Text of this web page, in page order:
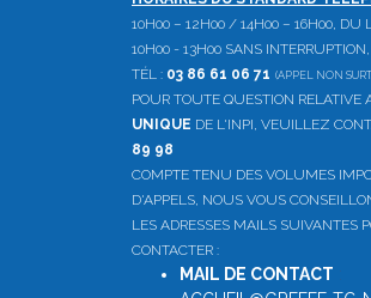
10H00 – 12H00 / 14H00 – 16H00, DU
10H00 - 13H00 SANS
TÉL : 03 86 61 06 71 (APPEL NON
POUR TOUTE QUESTION RELATIVE
UNIQUE DE L'INPI, VEUILLEZ
89 98
COMPTE TENU DES VOLUMES
D'APPELS, NOUS VOUS
LES ADRESSES MAILS SUIVANTES
CONTACTER :
MAIL DE CONTACT